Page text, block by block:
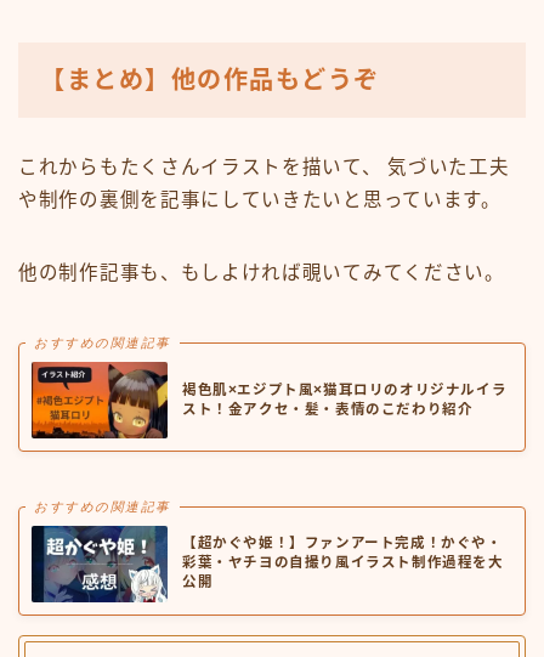
【まとめ】他の作品もどうぞ
これからもたくさんイラストを描いて、 気づいた工夫
や制作の裏側を記事にしていきたいと思っています。
他の制作記事も、もしよければ覗いてみてください。
おすすめの関連記事
褐色肌×エジプト風×猫耳ロリのオリジナルイラ
スト！金アクセ・髪・表情のこだわり紹介
おすすめの関連記事
【超かぐや姫！】ファンアート完成！かぐや・
彩葉・ヤチヨの自撮り風イラスト制作過程を大
公開